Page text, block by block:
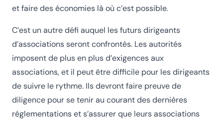
et faire des économies là où c’est possible.
C’est un autre défi auquel les futurs dirigeants
d’associations seront confrontés. Les autorités
imposent de plus en plus d’exigences aux
associations, et il peut être difficile pour les dirigeants
de suivre le rythme. Ils devront faire preuve de
diligence pour se tenir au courant des dernières
réglementations et s’assurer que leurs associations